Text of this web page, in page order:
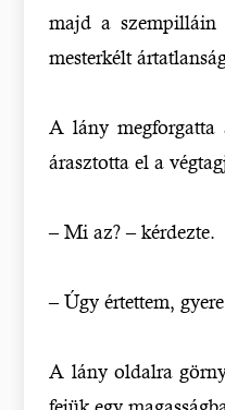
majd a szempilláin
mesterkélt
A lány megforgatta
árasztotta el a
– Mi az? – kérdezte.
– Úgy értettem,
A lány oldalra